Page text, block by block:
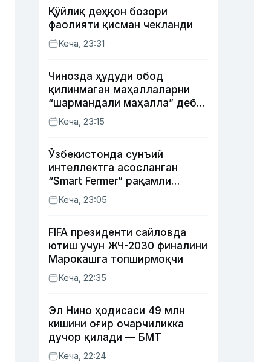
Қўйлиқ деҳқон бозори
фаолияти қисман чекланди
Кеча, 23:31
Чинозда ҳудуди обод
қилинмаган маҳаллаларни
“шармандали маҳалла” деб
белгилаш бошланди
Кеча, 23:15
Ўзбекистонда сунъий
интеллектга асосланган
“Smart Fermer” рақамли
платформаси ишга
туширилади
Кеча, 23:05
FIFA президенти сайловда
ютиш учун ЖЧ-2030 финалини
Марокашга топширмоқчи
Кеча, 22:35
Эл Нино ҳодисаси 49 млн
кишини оғир очарчиликка
дучор қилади — БМТ
Кеча, 22:24